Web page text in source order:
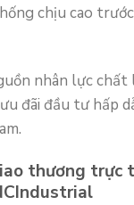
chịu cao
nhân lực chất
đãi đầu tư hấp
thương trực